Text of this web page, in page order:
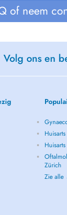
of neem
Volg ons en
Zürich
Zie